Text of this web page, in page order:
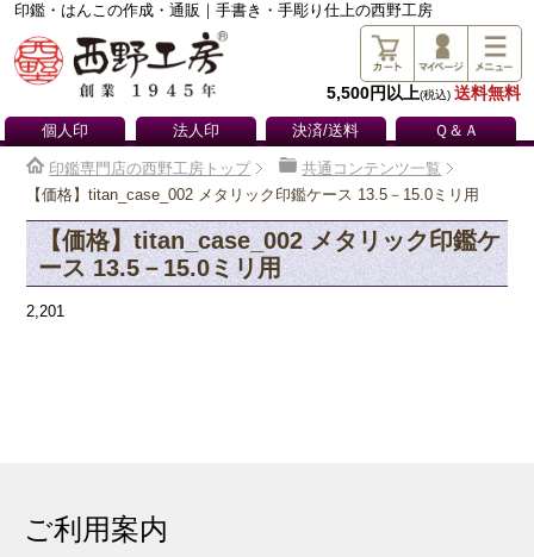
印鑑・はんこの作成・通販｜手書き・手彫り仕上の西野工房
5,500円以上(税込) 送料無料
個人印 法人印 決済/送料 Ｑ＆Ａ
印鑑専門店の西野工房トップ
共通コンテンツ一覧
【価格】titan_case_002 メタリック印鑑ケース 13.5－15.0ミリ用
【価格】titan_case_002 メタリック印鑑ケ
ース 13.5－15.0ミリ用
2,201
ご利用案内